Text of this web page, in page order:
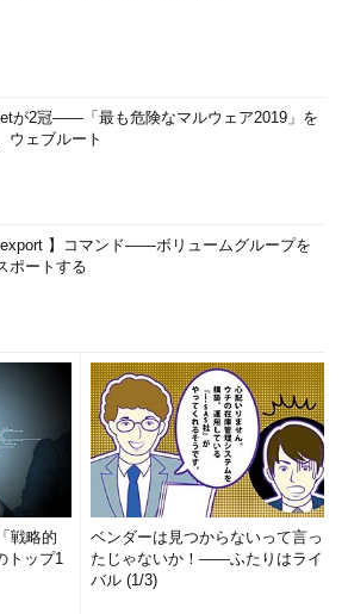
が2冠――「最も危険なマルウェア2019」を
ウェブルート
】コマンド――ボリュームグループを
ポートする
戦略的
トップ1
ベンダーは見つからないって言っ
たじゃないか！――ふたりはライ
バル (1/3)